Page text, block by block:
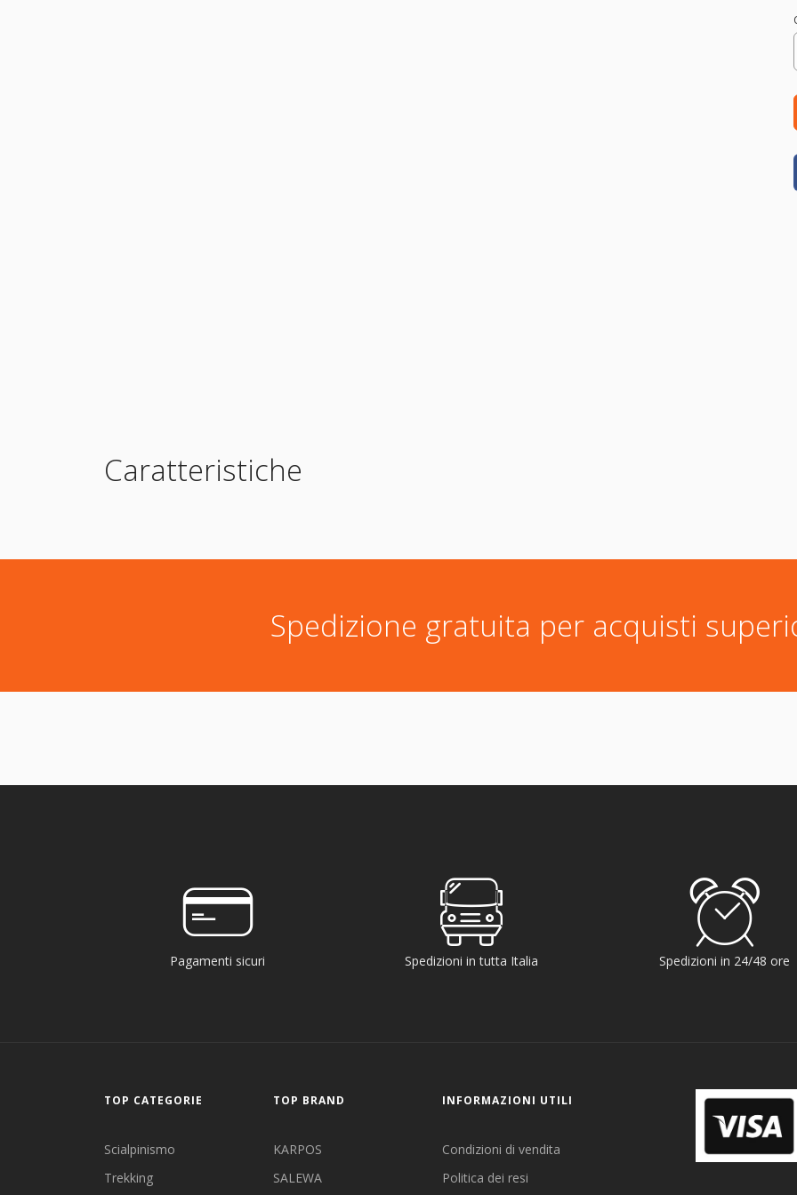
Caratteristiche
Spedizione gratuita per acquisti
Pagamenti sicuri Spedizioni in tutta Italia Spedizioni in 24/48 ore
TOP CATEGORIE
Scialpinismo
Trekking
TOP BRAND
KARPOS
SALEWA
INFORMAZIONI UTILI
Condizioni di vendita
Politica dei resi